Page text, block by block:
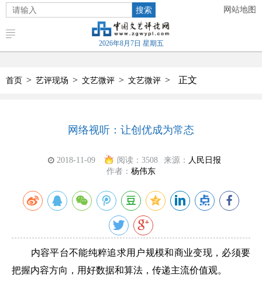
搜索 网站地图
2026年8月7日 星期五
首页 > 艺评现场 > 文艺微评 > 文艺微评 > 正文
网络视听：让创优成为常态
2018-11-09 阅读： 3508 来源： 人民日报
作者： 杨伟东
内容平台不能纯粹追求用户规模和商业变现，必须要
把握内容方向，用好数据和算法，传递主流价值观。